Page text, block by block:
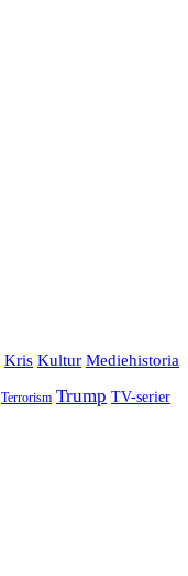
Kris Kultur Mediehistoria
Terrorism Trump TV-serier